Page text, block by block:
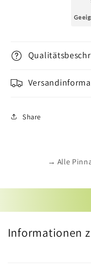
Share
→ Alle
Informationen